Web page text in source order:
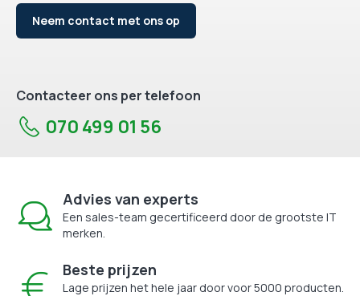
Neem contact met ons op
Contacteer ons per telefoon
070 499 01 56
Advies van experts
Een sales-team gecertificeerd door de grootste IT
merken.
Beste prijzen
Lage prijzen het hele jaar door voor 5000 producten.